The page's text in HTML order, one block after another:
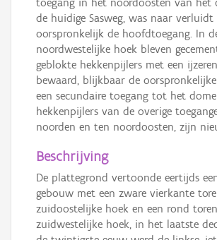
toegang in het noordoosten van het
de huidige Sasweg, was naar verluidt
oorspronkelijk de hoofdtoegang. In
noordwestelijke hoek bleven
geblokte hekkenpijlers met een
bewaard, blijkbaar de
een secundaire toegang tot het
hekkenpijlers van de overige
noorden en ten noordoosten, zijn
Beschrijving
De plattegrond vertoonde eertijds
gebouw met een zware vierkante
zuidoostelijke hoek en een rond
zuidwestelijke hoek, in het laatste